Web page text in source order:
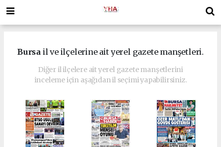
Bursail ve ilçelerine ait yerel gazete manşetleri.
Diğer il ilçelere ait yerel gazete manşetlerini
inceleme için aşağıdan il seçimi yapabilirsiniz.